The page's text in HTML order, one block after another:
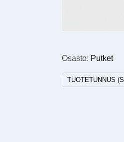
Osasto: Putket
TUOTETUNNUS